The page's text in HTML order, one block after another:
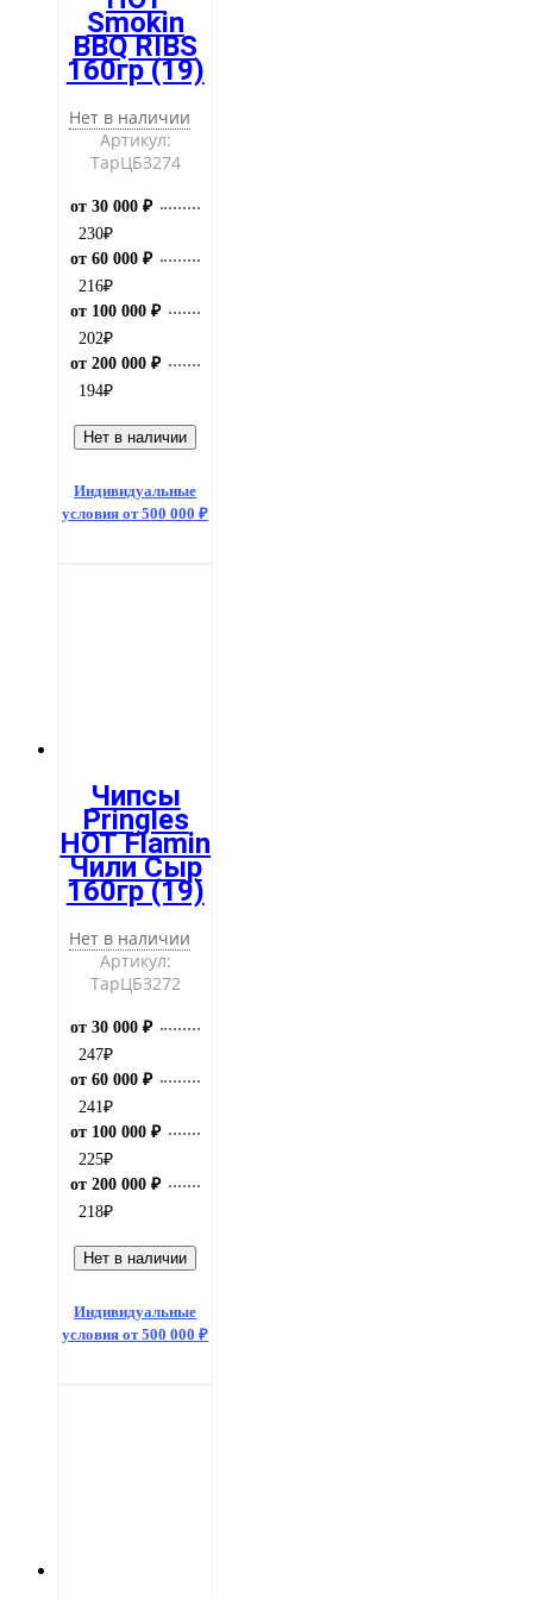
Smokin
BBQ RIBS
160гр (19)
Нет в наличии
Артикул:
ТарЦБ3274
от 30 000 ₽
230₽
от 60 000 ₽
216₽
от 100 000 ₽
202₽
от 200 000 ₽
194₽
Нет в наличии
Индивидуальные
условия от 500 000 ₽
Чипсы
Pringles
HOT Flamin
Чили Сыр
160гр (19)
Нет в наличии
Артикул:
ТарЦБ3272
от 30 000 ₽
247₽
от 60 000 ₽
241₽
от 100 000 ₽
225₽
от 200 000 ₽
218₽
Нет в наличии
Индивидуальные
условия от 500 000 ₽